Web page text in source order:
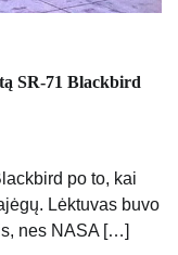
SR-71 Blackbird
po to, kai
Lėktuvas buvo
nes NASA […]